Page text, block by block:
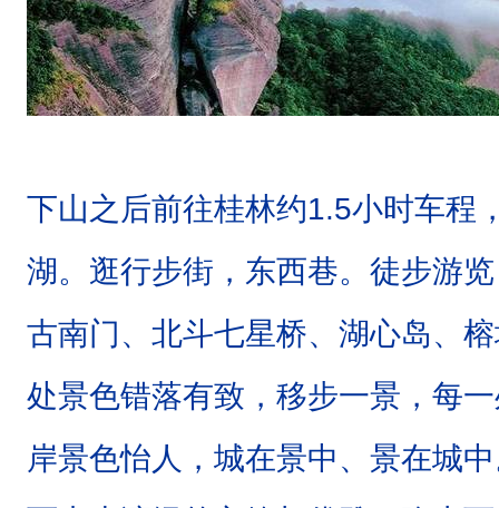
下山之后前往桂林约1.5小时车程
湖。逛行步街，东西巷。 徒步游
古南门、北斗七星桥、湖心岛、
处景色错落有致，移步一景，每
岸景色怡人，城在景中、景在城